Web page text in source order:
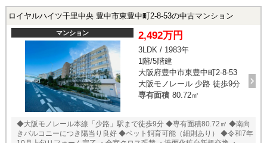
りますので即日内覧可能です！
ロイヤルハイツ千里中央 豊中市東豊中町2-8-53の中古マンション
マンション 2,492万円
3LDK / 1983年
1階/5階建
大阪府豊中市東豊中町2-8-53
大阪モノレール 少路 徒歩9分
専有面積 80.72㎡
◆大阪モノレール本線「少路」駅まで徒歩9分 ◆専有面積80.72㎡ ◆南向
きバルコニーにつき陽当り良好 ◆ペット飼育可能（細則あり） ◆令和7年